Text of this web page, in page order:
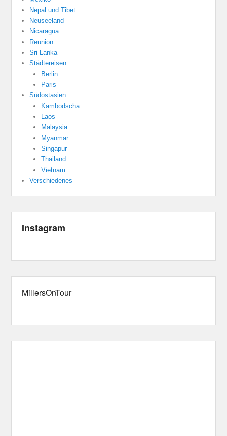
Nepal und Tibet
Neuseeland
Nicaragua
Reunion
Sri Lanka
Städtereisen
Berlin
Paris
Südostasien
Kambodscha
Laos
Malaysia
Myanmar
Singapur
Thailand
Vietnam
Verschiedenes
Instagram
MillersOnTour